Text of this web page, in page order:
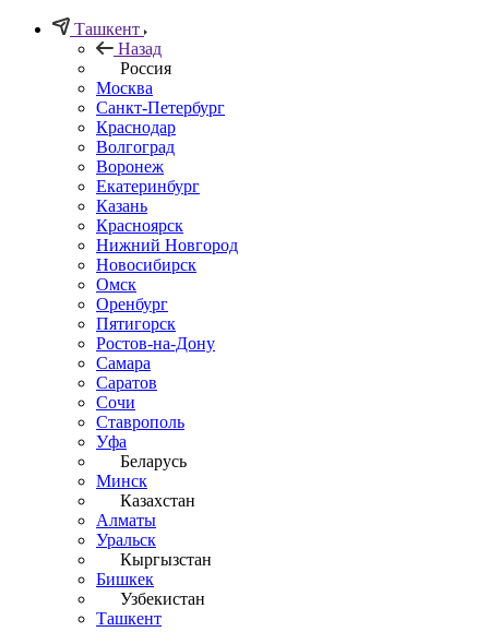
Ташкент
Назад
Россия
Москва
Санкт-Петербург
Краснодар
Волгоград
Воронеж
Екатеринбург
Казань
Красноярск
Нижний Новгород
Новосибирск
Омск
Оренбург
Пятигорск
Ростов-на-Дону
Самара
Саратов
Сочи
Ставрополь
Уфа
Беларусь
Минск
Казахстан
Алматы
Уральск
Кыргызстан
Бишкек
Узбекистан
Ташкент